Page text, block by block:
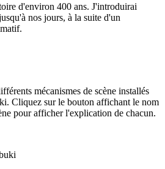
d'environ 400 ans. J'introduirai
nos jours, à la suite d'un
mécanismes de scène installés
Cliquez sur le bouton affichant le nom
pour afficher l'explication de chacun.